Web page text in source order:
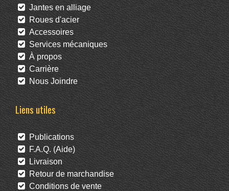
Jantes en alliage
Roues d'acier
Accessoires
Services mécaniques
À propos
Carrière
Nous Joindre
Liens utiles
Publications
F.A.Q. (Aide)
Livraison
Retour de marchandise
Conditions de vente